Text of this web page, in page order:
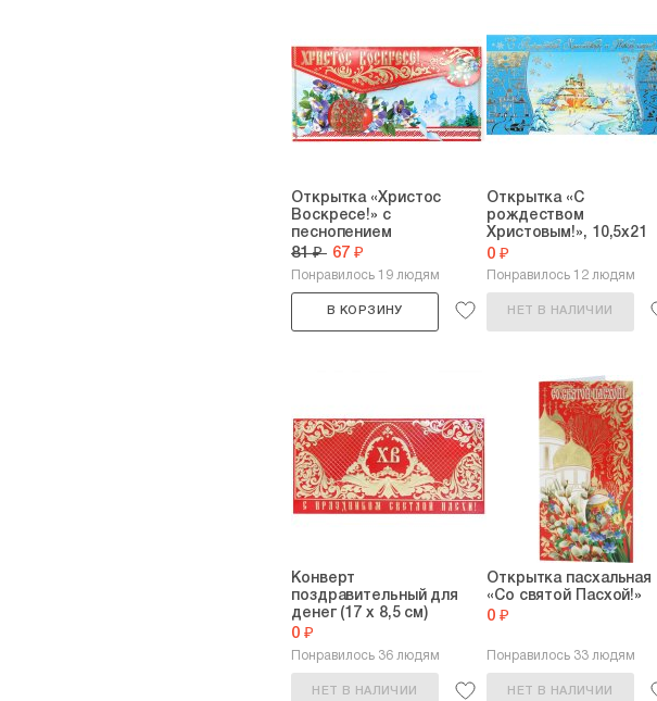
Открытка «Христос
Воскресе!» с
песнопением
81 ₽ 67 ₽
Понравилось 19 людям
В КОРЗИНУ
Открытка «С
рождеством
Христовым!», 10,5х21
см,...
0 ₽
Понравилось 12 людям
НЕТ В НАЛИЧИИ
Конверт
поздравительный для
денег (17 х 8,5 см)
0 ₽
Понравилось 36 людям
НЕТ В НАЛИЧИИ
Открытка пасхальная
«Со святой Пасхой!»
0 ₽
Понравилось 33 людям
НЕТ В НАЛИЧИИ